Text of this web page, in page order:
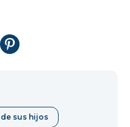
Compartir
sus hijos